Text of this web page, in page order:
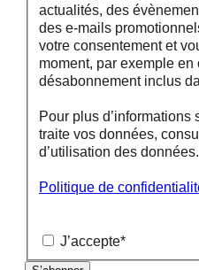
actualités, des
des e-mails
votre consentement et
moment, par exemple
désabonnement inclus
Pour plus d’informations
traite vos données,
d’utilisation des données.
Politique de
J’accepte*